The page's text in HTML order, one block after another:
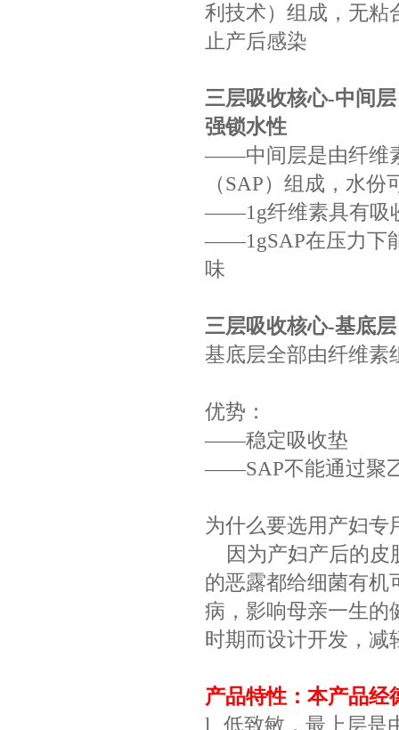
利技术）组成，无粘
止产后感染
三层吸收核心-中间层
强锁水性
——中间层是由纤维
（SAP）组成，水份
——1g纤维素具有吸
——1gSAP在压力下
味
三层吸收核心-基底层
基底层全部由纤维素
优势：
——稳定吸收垫
——SAP不能通过聚
为什么要选用产妇专
因为产妇产后的
的恶露都给细菌有机
病，影响母亲一生的
时期而设计开发，减
产品特性：本产品经
l
低致敏，最上层是